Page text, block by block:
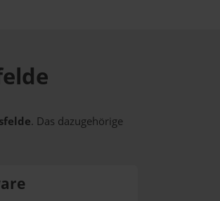
. Das dazugehörige